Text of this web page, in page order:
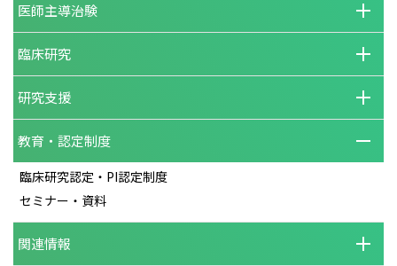
医師主導治験
臨床研究
研究支援
教育・認定制度
臨床研究認定・PI認定制度
セミナー・資料
関連情報